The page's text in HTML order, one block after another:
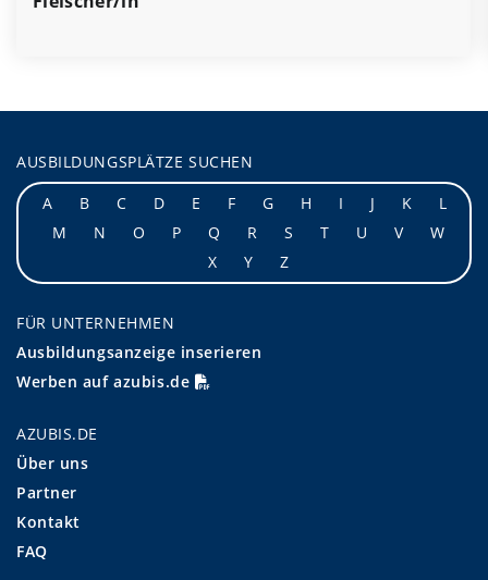
AUSBILDUNGSPLÄTZE SUCHEN
A
B C D E F G H I J K
L
M
N O P Q R S T U V
W
X
Y Z
FÜR UNTERNEHMEN
Ausbildungsanzeige inserieren
Werben auf azubis.de
AZUBIS.DE
Über uns
Partner
Kontakt
FAQ